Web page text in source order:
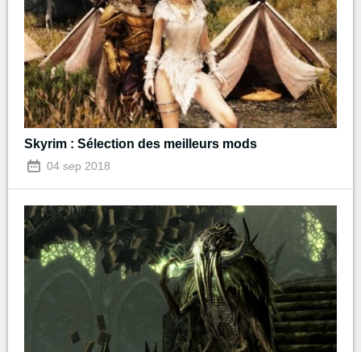
Skyrim : Sélection des meilleurs mods
04 sep 2018